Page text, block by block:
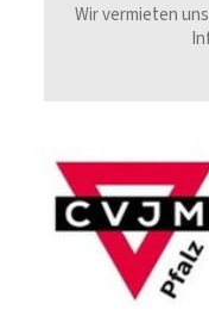
Wir vermieten